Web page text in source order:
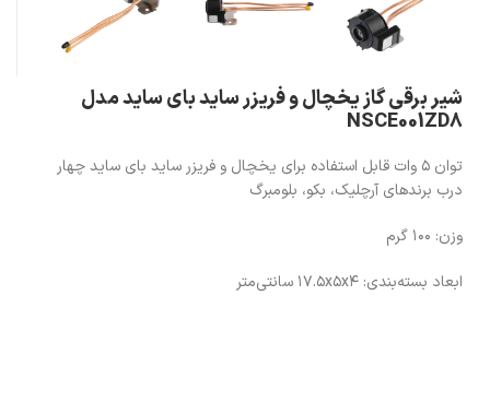
شیر برقی گاز یخچال و فریزر ساید بای ساید مدل
NSCE001ZD8
توان ۵ وات قابل استفاده برای یخچال و فریزر ساید بای ساید چهار
درب برندهای آرچلیک، بکو، بلومبرگ
وزن: ۱۰۰ گرم
ابعاد بسته‌بندی: ۱۷.۵x۵x۴ سانتی‌متر